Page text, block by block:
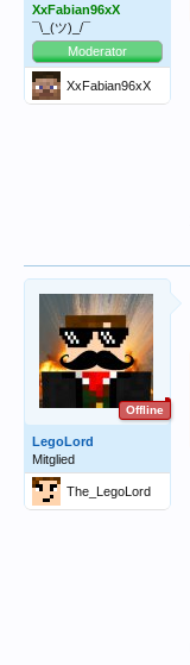
XxFabian96xX
¯\_(ツ)_/¯
Moderator
XxFabian96xX
Offline
LegoLord
Mitglied
The_LegoLord